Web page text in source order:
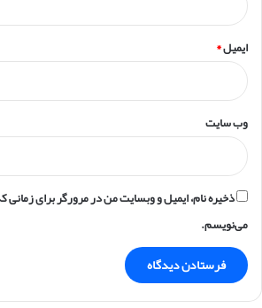
ایمیل*
وب‌ سایت
ذخیره نام، ایمیل و وبسایت من در مرورگر برای زمانی
می‌نویسم.